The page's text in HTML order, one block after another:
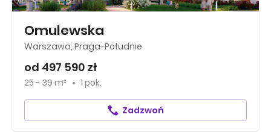
Omulewska
Warszawa, Praga-Południe
od 497 590 zł
25 - 39 m² 1 pok.
Zadzwoń